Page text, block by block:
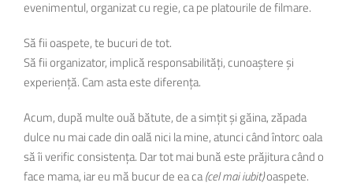
evenimentul, organizat cu regie, ca pe platourile de filmare.
Să fii oaspete, te bucuri de tot.
Să fii organizator, implică responsabilități, cunoaștere și
experiență. Cam asta este diferența.
Acum, după multe ouă bătute, de a simțit și găina, zăpada
dulce nu mai cade din oală nici la mine, atunci când întorc oala
să îi verific consistența. Dar tot mai bună este prăjitura când o
face mama, iar eu mă bucur de ea ca(cel mai iubit)oaspete.